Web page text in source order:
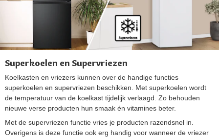
Superkoelen en Supervriezen
Koelkasten en vriezers kunnen over de handige functies
superkoelen en supervriezen beschikken. Met superkoelen wordt
de temperatuur van de koelkast tijdelijk verlaagd. Zo behouden
nieuwe verse producten hun smaak én vitamines beter.
Met de supervriezen functie vries je producten razendsnel in.
Overigens is deze functie ook erg handig voor wanneer de vriezer